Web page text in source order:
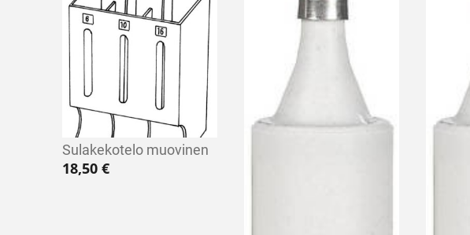
Sulakekotelo muovinen
18,50 €